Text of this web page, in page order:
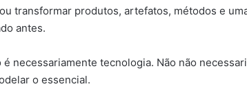
transformar produtos, artefatos, métodos e
antes.
é necessariamente tecnologia. Não não
o essencial.